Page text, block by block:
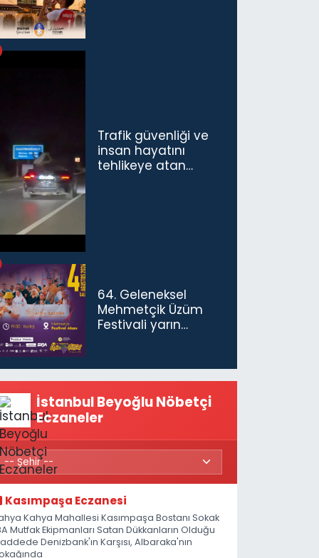
Trafik güvenliği ve
insan hayatını
tehlikeye atan
64. Geleneksel
Mehmetçik Üzüm
Festivali yarın
İstanbul Beyoğlu Nöbetçi
Eczaneler
Kasımpaşa Eczanesi
Kahya Mahallesi Kasımpaşa Bostanı Sokak
Mutfak Ekipmanları Satan Dükkanların Olduğu
Denizbank'ın Karşısı, Albaraka'nın